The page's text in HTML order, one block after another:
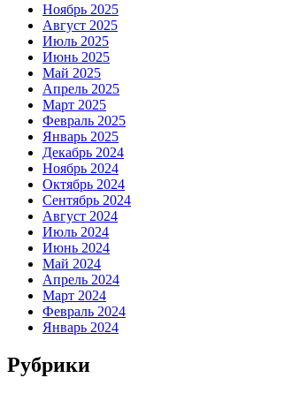
Ноябрь 2025
Август 2025
Июль 2025
Июнь 2025
Май 2025
Апрель 2025
Март 2025
Февраль 2025
Январь 2025
Декабрь 2024
Ноябрь 2024
Октябрь 2024
Сентябрь 2024
Август 2024
Июль 2024
Июнь 2024
Май 2024
Апрель 2024
Март 2024
Февраль 2024
Январь 2024
Рубрики